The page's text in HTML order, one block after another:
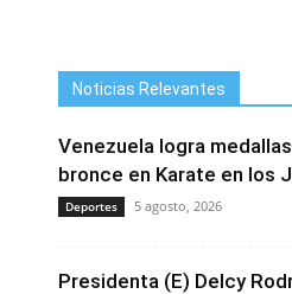
Noticias Relevantes
Venezuela logra
bronce en Karate en los
Deportes 5 agosto, 2026
Presidenta (E) Delcy